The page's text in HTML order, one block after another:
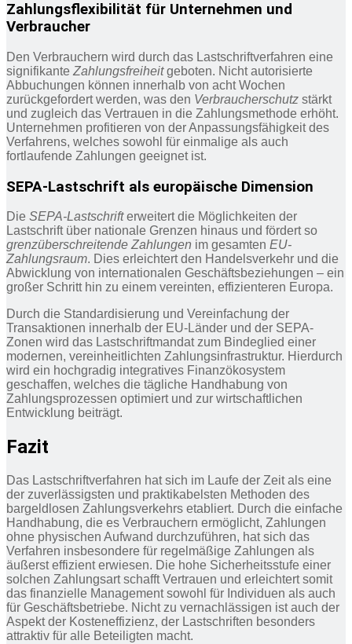
Zahlungsflexibilität für Unternehmen und
Verbraucher
Den Verbrauchern wird durch das Lastschriftverfahren eine
signifikante Zahlungsfreiheitgeboten. Nicht autorisierte
Abbuchungen können innerhalb von acht Wochen
zurückgefordert werden, was den Verbraucherschutz stärkt
und zugleich das Vertrauen in die Zahlungsmethode erhöht.
Unternehmen profitieren von der Anpassungsfähigkeit des
Verfahrens, welches sowohl für einmalige als auch
fortlaufende Zahlungen geeignet ist.
SEPA-Lastschrift als europäische Dimension
Die SEPA-Lastschrifterweitert die Möglichkeiten der
Lastschrift über nationale Grenzen hinaus und fördert so
grenzüberschreitende Zahlungen im gesamten EU-
Zahlungsraum. Dies erleichtert den Handelsverkehr und die
Abwicklung von internationalen Geschäftsbeziehungen – ein
großer Schritt hin zu einem vereinten, effizienteren Europa.
Durch die Standardisierung und Vereinfachung der
Transaktionen innerhalb der EU-Länder und der SEPA-
Zonen wird das Lastschriftmandat zum Bindeglied einer
modernen, vereinheitlichten Zahlungsinfrastruktur. Hierdurch
wird ein hochgradig integratives Finanzökosystem
geschaffen, welches die tägliche Handhabung von
Zahlungsprozessen optimiert und zur wirtschaftlichen
Entwicklung beiträgt.
Fazit
Das Lastschriftverfahren hat sich im Laufe der Zeit als eine
der zuverlässigsten und praktikabelsten Methoden des
bargeldlosen Zahlungsverkehrs etabliert. Durch die einfache
Handhabung, die es Verbrauchern ermöglicht, Zahlungen
ohne physischen Aufwand durchzuführen, hat sich das
Verfahren insbesondere für regelmäßige Zahlungen als
äußerst effizient erwiesen. Die hohe Sicherheitsstufe einer
solchen Zahlungsart schafft Vertrauen und erleichtert somit
das finanzielle Management sowohl für Individuen als auch
für Geschäftsbetriebe. Nicht zu vernachlässigen ist auch der
Aspekt der Kosteneffizienz, der Lastschriften besonders
attraktiv für alle Beteiligten macht.